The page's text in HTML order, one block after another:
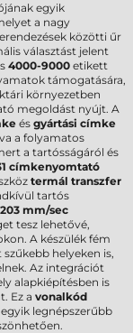
egyik
a nagy
közötti űr
választást jelent
4000-9000 etikett
támogatására,
környezetben
megoldást nyújt. A
és gyártási címke
a folyamatos
a tartósságáról és
címkenyomtató
termál transzfer
tartós
203 mm/sec
tesz lehetővé,
A készülék fém
helyeken is,
Az integrációt
alapkiépítésben is
Ez a vonalkód
legnépszerűbb